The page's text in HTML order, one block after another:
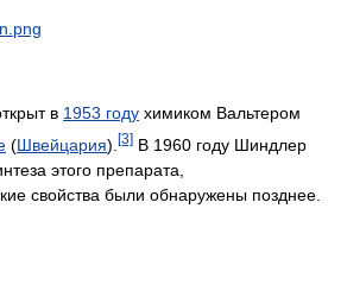
в 1953 году химиком Вальтером
(Швейцария). [3] В 1960 году Шиндлер
этого препарата,
свойства были обнаружены позднее.